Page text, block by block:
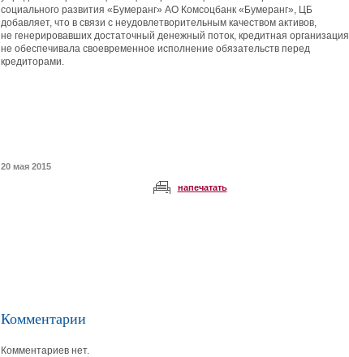
социального развития «Бумеранг» АО Комсоцбанк «Бумеранг», ЦБ
добавляет, что в связи с неудовлетворительным качеством активов,
не генерировавших достаточный денежный поток, кредитная организация
не обеспечивала своевременное исполнение обязательств перед
кредиторами.
20 мая 2015
напечатать
Комментарии
Комментариев нет.